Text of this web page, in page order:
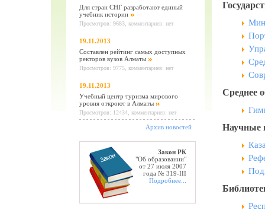
Для стран СНГ разработают единый
учебник истории
Просмотров: 9683, комментариев: нет
19.11.2013
Составлен рейтинг самых доступных
ректоров вузов Алматы
Просмотров: 9775, комментариев: нет
19.11.2013
Учебный центр туризма мирового
уровня откроют в Алматы
Просмотров: 12434, комментариев: нет
Архив новостей
Закон РК
"Об образовании"
от 27 июля 2007
года № 319-III
Подробнее...
Среднее
Научные